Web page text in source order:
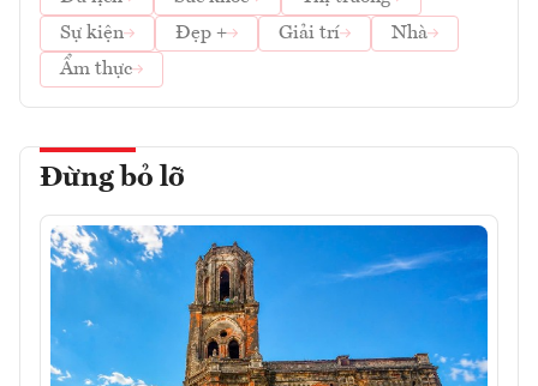
Sự kiện
Đẹp + Giải trí
Nhà
Ẩm thực
Đừng bỏ lỡ